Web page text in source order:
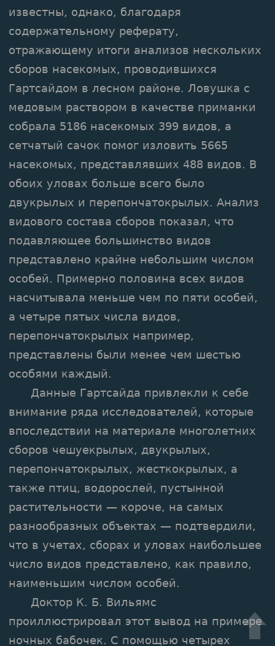
известны, однако, благодаря
содержательному реферату,
отражающему итоги анализов нескольких
сборов насекомых, проводившихся
Гартсайдом в лесном районе. Ловушка с
медовым раствором в качестве приманки
собрала 5186 насекомых 399 видов, а
сетчатый сачок помог изловить 5665
насекомых, представлявших 488 видов. В
обоих уловах больше всего было
двукрылых и перепончатокрылых. Анализ
видового состава сборов показал, что
подавляющее большинство видов
представлено крайне небольшим числом
особей. Примерно половина всех видов
насчитывала меньше чем по пяти особей,
а четыре пятых числа видов,
перепончатокрылых например,
представлены были менее чем шестью
особями каждый.
Данные Гартсайда привлекли к себе
внимание ряда исследователей, которые
впоследствии на материале многолетних
сборов чешуекрылых, двукрылых,
перепончатокрылых, жесткокрылых, а
также птиц, водорослей, пустынной
растительности — короче, на самых
разнообразных объектах — подтвердили,
что в учетах, сборах и уловах наибольшее
число видов представлено, как правило,
наименьшим числом особей.
Доктор К. Б. Вильямс
проиллюстрировал этот вывод на примере
ночных бабочек. С помощью четырех